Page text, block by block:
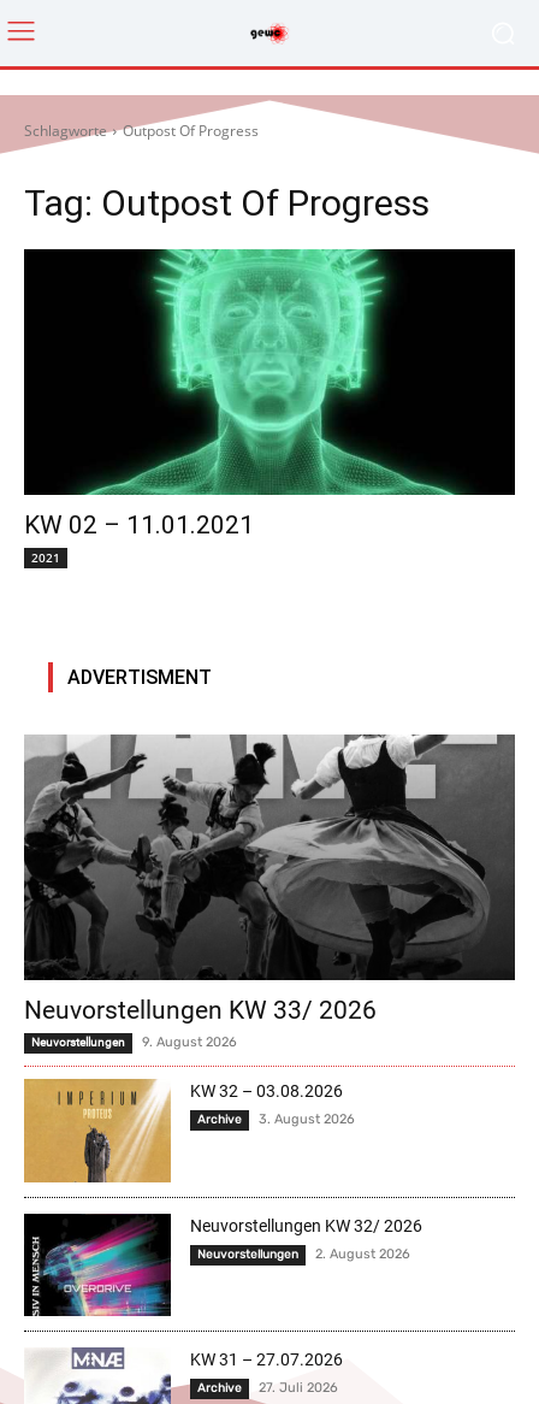
Schlagworte Outpost Of Progress
Tag: Outpost Of Progress
KW 02 – 11.01.2021
2021
ADVERTISMENT
Neuvorstellungen KW 33/ 2026
Neuvorstellungen 9. August 2026
KW 32 – 03.08.2026
Archive 3. August 2026
Neuvorstellungen KW 32/ 2026
Neuvorstellungen 2. August 2026
KW 31 – 27.07.2026
Archive 27. Juli 2026